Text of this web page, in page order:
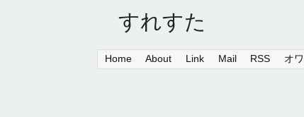
すれすた
Home About Link Mail RSS オ